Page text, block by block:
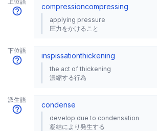
compressioncompressing
applying pressure
圧力をかけること
下位語
inspissationthickening
the act of thickening
濃縮する行為
派生語
condense
develop due to condensation
凝結により発生する